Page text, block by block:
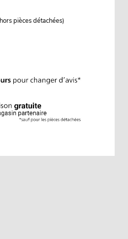
pièces détachées)